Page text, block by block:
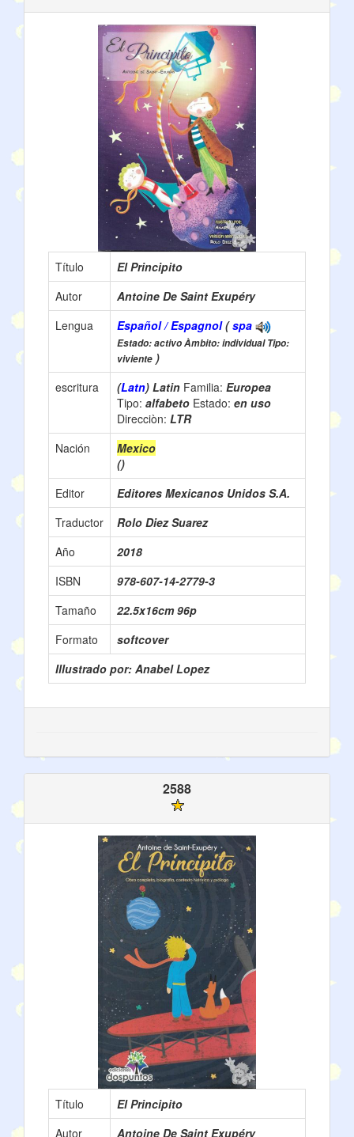
Título
El Principito
Autor
Antoine De Saint Exupéry
Lengua
Español / Espagnol(spa
Estado: activo Àmbito: individual Tipo:
viviente )
escritura
(Latn) Latin Familia: Europea
Tipo: alfabeto Estado: en uso
Direcciòn: LTR
Nación
Mexico
()
Editor
Editores Mexicanos Unidos S.A.
Traductor
Rolo Diez Suarez
Año
2018
ISBN
978-607-14-2779-3
Tamaño
22.5x16cm 96p
Formato
softcover
Illustrado por: Anabel Lopez
2588
Título
El Principito
Autor
Antoine De Saint Exupéry